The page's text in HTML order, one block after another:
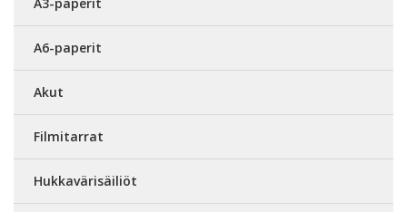
A6-paperit
Akut
Filmitarrat
Hukkavärisäiliöt